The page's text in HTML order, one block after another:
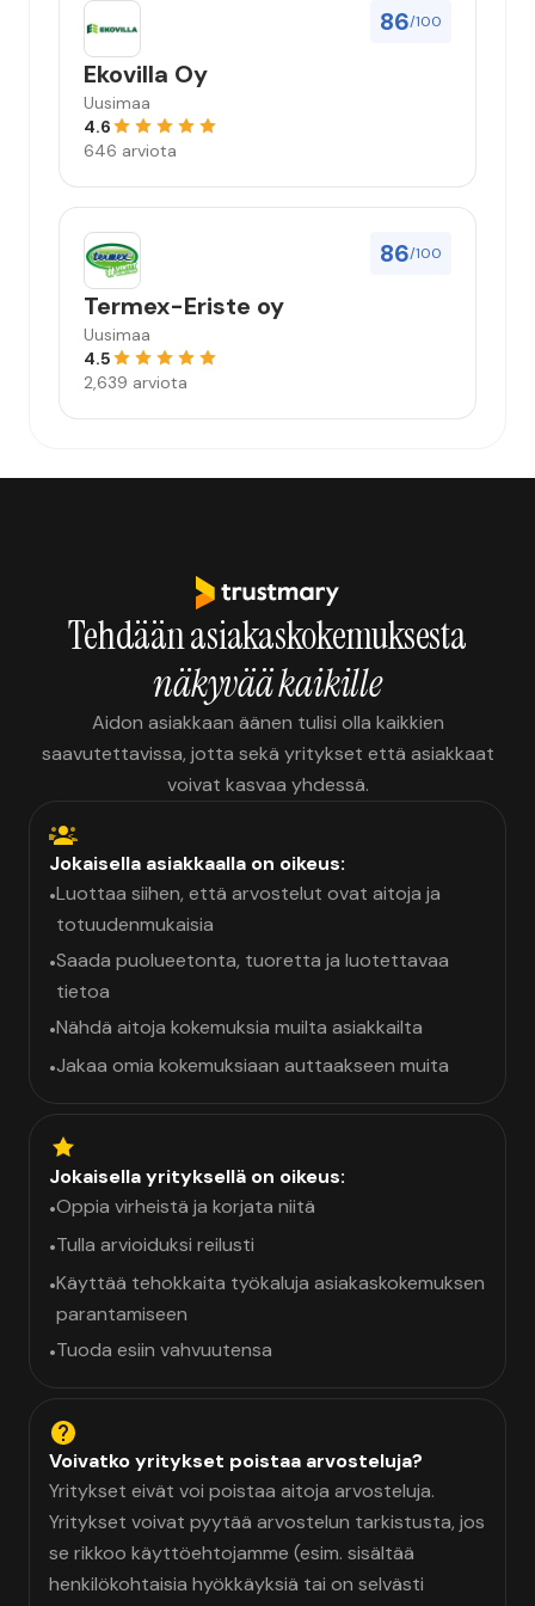
86/100
Ekovilla Oy
Uusimaa
4.6
646 arviota
86/100
Termex-Eriste oy
Uusimaa
4.5
2,639 arviota
Tehdään asiakaskokemuksesta
näkyvää kaikille
Aidon asiakkaan äänen tulisi olla kaikkien
saavutettavissa, jotta sekä yritykset että asiakkaat
voivat kasvaa yhdessä.
Jokaisella asiakkaalla on oikeus:
•Luottaa siihen, että arvostelut ovat aitoja ja
totuudenmukaisia
•Saada puolueetonta, tuoretta ja luotettavaa
tietoa
•Nähdä aitoja kokemuksia muilta asiakkailta
•Jakaa omia kokemuksiaan auttaakseen muita
Jokaisella yrityksellä on oikeus:
•Oppia virheistä ja korjata niitä
•Tulla arvioiduksi reilusti
•Käyttää tehokkaita työkaluja asiakaskokemuksen
parantamiseen
•Tuoda esiin vahvuutensa
Voivatko yritykset poistaa arvosteluja?
Yritykset eivät voi poistaa aitoja arvosteluja.
Yritykset voivat pyytää arvostelun tarkistusta, jos
se rikkoo käyttöehtojamme (esim. sisältää
henkilökohtaisia hyökkäyksiä tai on selvästi